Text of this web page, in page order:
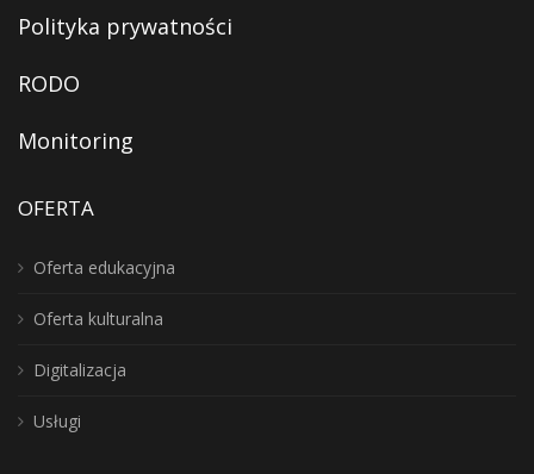
Polityka prywatności
RODO
Monitoring
OFERTA
Oferta edukacyjna
Oferta kulturalna
Digitalizacja
Usługi